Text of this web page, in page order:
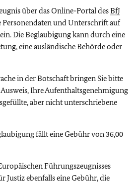
über das Online-Portal desBfJ
Personendaten und Unterschrift auf
Die Beglaubigung kann durch eine
eine ausländische Behörde oder
in der Botschaft bringen Sie bitte
Ihre Aufenthaltsgenehmigung
aber nicht unterschriebene
fällt eine Gebühr von 36,00
Führungszeugnisses
Justiz ebenfalls eine Gebühr, die